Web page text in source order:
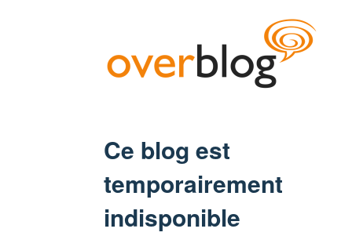
Ce blog est
temporairement
indisponible